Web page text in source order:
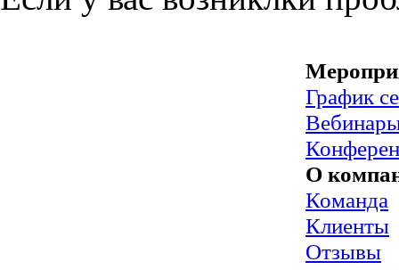
График
О
Команда
Клиенты
Отзывы